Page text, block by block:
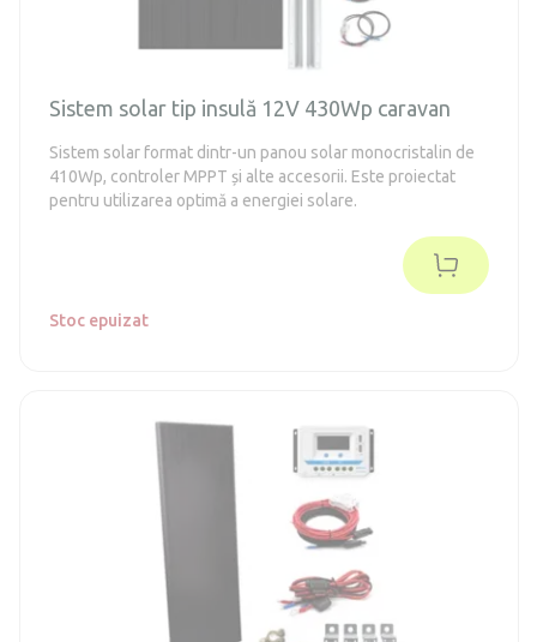
Sistem solar tip insulă 12V 430Wp caravan
Sistem solar format dintr-un panou solar monocristalin de
410Wp, controler MPPT și alte accesorii. Este proiectat
pentru utilizarea optimă a energiei solare.
Stoc epuizat